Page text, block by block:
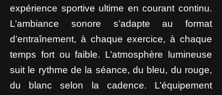
expérience sportive ultime en courant continu.
L’ambiance sonore s’adapte au format
d’entraînement, à chaque exercice, à chaque
temps fort ou faible. L’atmosphère lumineuse
suit le rythme de la séance, du bleu, du rouge,
du blanc selon la cadence. L’équipement